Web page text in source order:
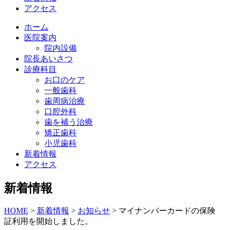
アクセス
ホーム
医院案内
院内設備
院長あいさつ
診療科目
お口のケア
一般歯科
歯周病治療
口腔外科
歯を補う治療
矯正歯科
小児歯科
新着情報
アクセス
新着情報
HOME > 新着情報 > お知らせ > マイナンバーカードの保険
証利用を開始しました。